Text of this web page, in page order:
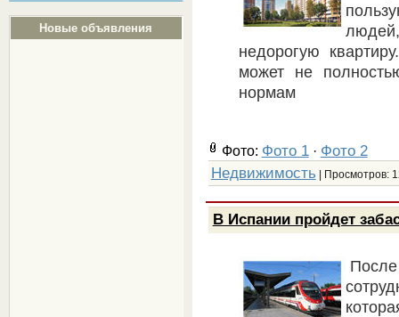
Новые объявления
недорогую
может не
нормам
Фото: Фото 1· Фото 2
Недвижимость | Просмотров:
В Испании пройдет
После